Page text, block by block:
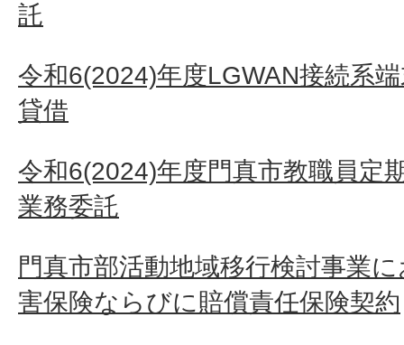
託
令和6(2024)年度LGWAN接続系
貸借
令和6(2024)年度門真市教職員定
業務委託
門真市部活動地域移行検討事業
害保険ならびに賠償責任保険契約